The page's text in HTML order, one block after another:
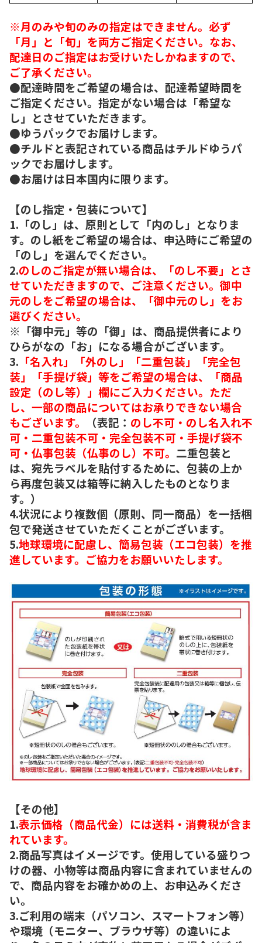
※月のみや旬のみの指定はできません。必ず
「月」と「旬」を両方ご指定ください。なお、
配達日のご指定はお受けいたしかねますので、
ご了承ください。
●配達時間をご希望の場合は、配達希望時間を
ご指定ください。指定がない場合は「希望な
し」とさせていただきます。
●ゆうパックでお届けします。
●チルドと表記されている商品はチルドゆうパ
ックでお届けします。
●お届けは日本国内に限ります。
【のし指定・包装について】
1.「のし」は、原則として「内のし」となりま
す。のし紙をご希望の場合は、申込時にご希望の
「のし」を選んでください。
2.のしのご指定が無い場合は、「のし不要」とさ
せていただきますので、ご注意ください。御中
元のしをご希望の場合は、「御中元のし」をお
選びください。
※「御中元」等の「御」は、商品提供者により
ひらがなの「お」になる場合がございます。
3. 「名入れ」「外のし」「二重包装」「完全包
装」「手提げ袋」等をご希望の場合は、「商品
設定（のし等）」欄にご入力ください。ただ
し、一部の商品についてはお承りできない場合
もございます。
（表記： のし不可・のし名入れ不
可・二重包装不可・完全包装不可・手提げ袋不
可・仏事包装（仏事のし）不可。 二重包装と
は、宛先ラベルを貼付するために、包装の上か
ら再度包装又は箱等に納入したものとなりま
す。）
4.状況により複数個（原則、同一商品）を一括梱
包で発送させていただくことがございます。
5.地球環境に配慮し、簡易包装（エコ包装）を推
進しています。ご協力をお願いいたします。
【その他】
1.表示価格（商品代金）には送料・消費税が含ま
れています。
2.商品写真はイメージです。使用している盛りつ
けの器、小物等は商品内容に含まれていませんの
で、商品内容をお確かめの上、お申込みくださ
い。
3.ご利用の端末（パソコン、スマートフォン等）
や環境（モニター、ブラウザ等）の違いによ